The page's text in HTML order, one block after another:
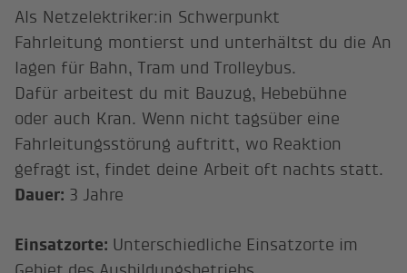
Als Netzelektriker:in Schwerpunkt
Fahrleitung montierst und unterhältst du die An
lagen für Bahn, Tram und Trolleybus.
Dafür arbeitest du mit Bauzug, Hebebühne
oder auch Kran. Wenn nicht tagsüber eine
Fahrleitungsstörung auftritt, wo Reaktion
gefragt ist, findet deine Arbeit oft nachts statt.
Dauer: 3 Jahre
Einsatzorte: Unterschiedliche Einsatzorte im